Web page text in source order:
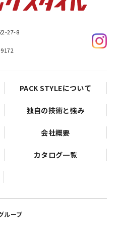
2-27-8
PACK STYLEについて
独自の技術と強み
会社概要
カタログ一覧
ループ